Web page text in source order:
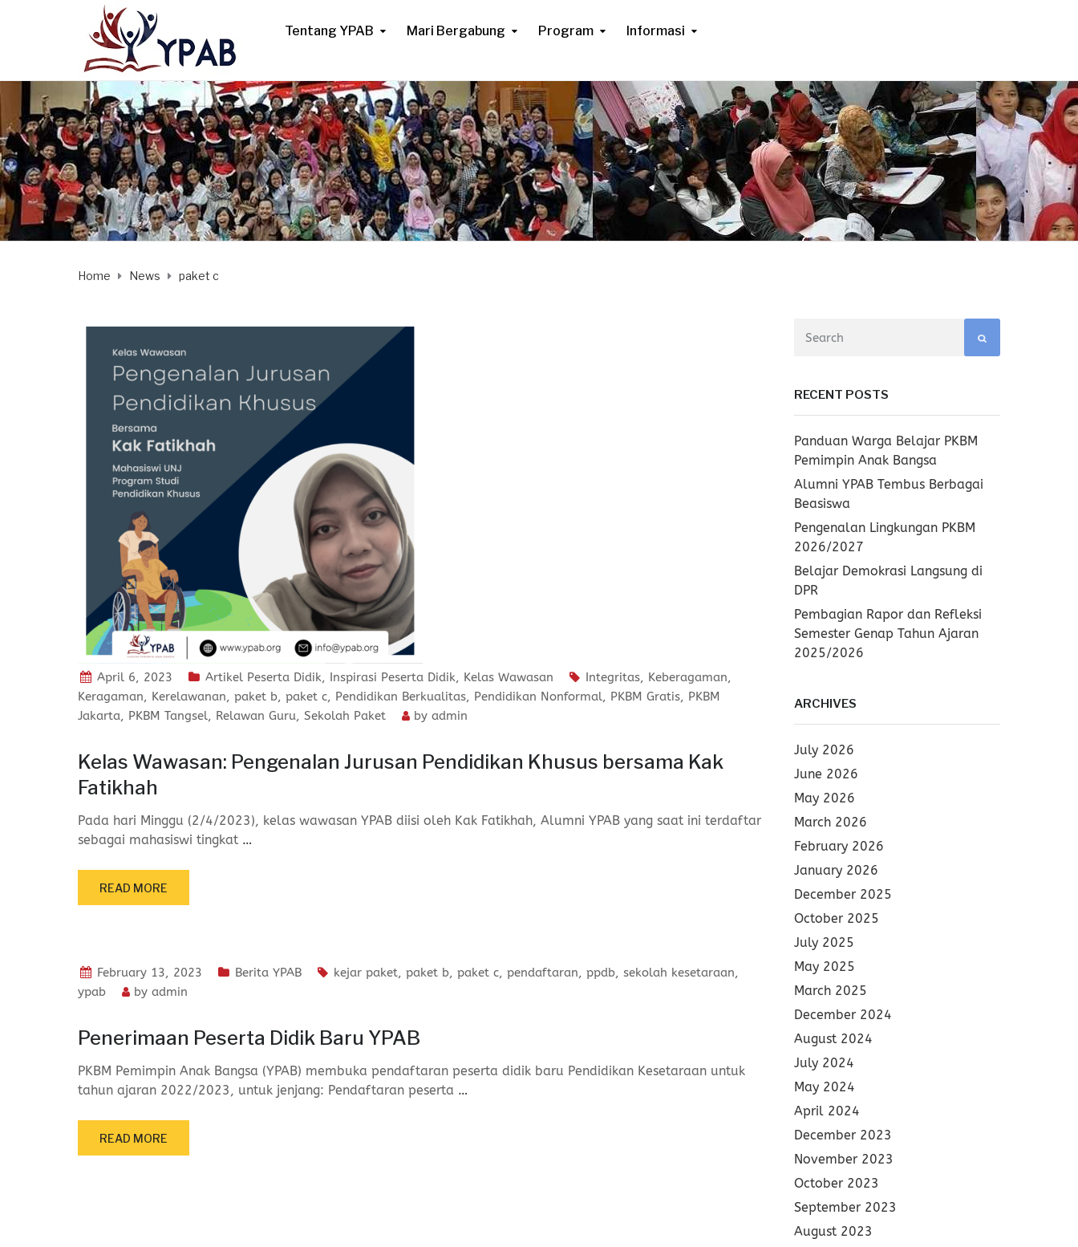
Tentang YPAB Mari Bergabung Program Informasi
Home News paket c
April 6, 2023 Artikel Peserta Didik, Inspirasi Peserta Didik, Kelas Wawasan Integritas, Keberagaman,
Keragaman, Kerelawanan, paket b, paket c, Pendidikan Berkualitas, Pendidikan Nonformal, PKBM Gratis, PKBM
Jakarta, PKBM Tangsel, Relawan Guru, Sekolah Paket by admin
Kelas Wawasan: Pengenalan Jurusan Pendidikan Khusus bersama Kak
Fatikhah
Pada hari Minggu (2/4/2023), kelas wawasan YPAB diisi oleh Kak Fatikhah, Alumni YPAB yang saat ini terdaftar
sebagai mahasiswi tingkat …
READ MORE
February 13, 2023 Berita YPAB kejar paket, paket b, paket c, pendaftaran, ppdb, sekolah kesetaraan,
ypab
by admin
Penerimaan Peserta Didik Baru YPAB
PKBM Pemimpin Anak Bangsa (YPAB) membuka pendaftaran peserta didik baru Pendidikan Kesetaraan untuk
tahun ajaran 2022/2023, untuk jenjang: Pendaftaran peserta …
READ MORE
RECENT POSTS
Panduan Warga Belajar PKBM
Pemimpin Anak Bangsa
Alumni YPAB Tembus Berbagai
Beasiswa
Pengenalan Lingkungan PKBM
2026/2027
Belajar Demokrasi Langsung di
DPR
Pembagian Rapor dan Refleksi
Semester Genap Tahun Ajaran
2025/2026
ARCHIVES
July 2026
June 2026
May 2026
March 2026
February 2026
January 2026
December 2025
October 2025
July 2025
May 2025
March 2025
December 2024
August 2024
July 2024
May 2024
April 2024
December 2023
November 2023
October 2023
September 2023
August 2023